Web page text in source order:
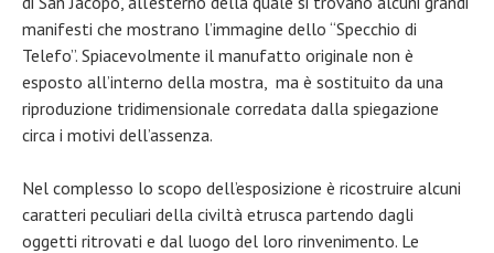
manifesti che mostrano l’immagine dello “Specchio di
Telefo”. Spiacevolmente il manufatto originale non è
esposto all’interno della mostra, ma è sostituito da una
riproduzione tridimensionale corredata dalla spiegazione
circa i motivi dell’assenza.
Nel complesso lo scopo dell’esposizione è ricostruire alcuni
caratteri peculiari della civiltà etrusca partendo dagli
oggetti ritrovati e dal luogo del loro rinvenimento. Le